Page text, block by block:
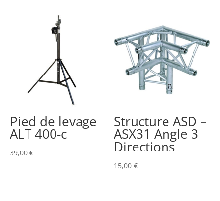
Pied de levage
ALT 400-c
39,00 €
Structure ASD –
ASX31 Angle 3
Directions
15,00€